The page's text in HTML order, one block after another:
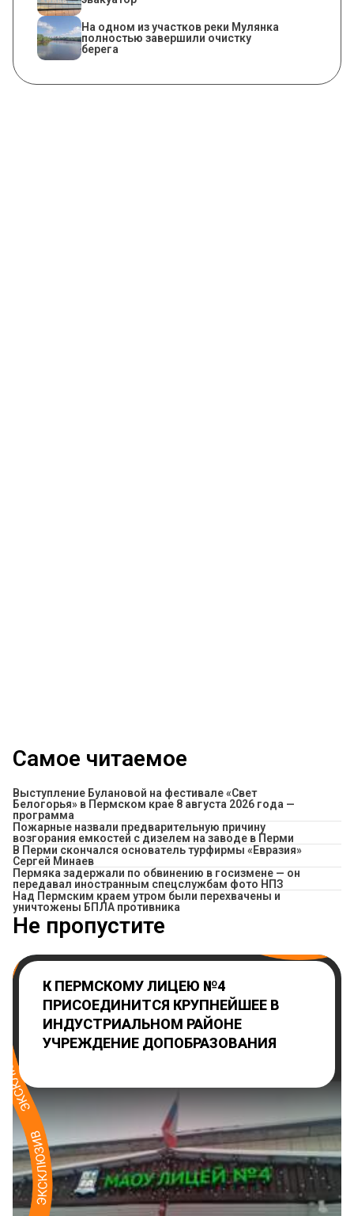
На одном из участков реки Мулянка
полностью завершили очистку
берега
Самое читаемое
Выступление Булановой на фестивале «Свет
Белогорья» в Пермском крае 8 августа 2026 года —
программа
Пожарные назвали предварительную причину
возгорания емкостей с дизелем на заводе в Перми
В Перми скончался основатель турфирмы «Евразия»
Сергей Минаев
Пермяка задержали по обвинению в госизмене — он
передавал иностранным спецслужбам фото НПЗ
Над Пермским краем утром были перехвачены и
уничтожены БПЛА противника
Не пропустите
К ПЕРМСКОМУ ЛИЦЕЮ №4
ПРИСОЕДИНИТСЯ КРУПНЕЙШЕЕ В
ИНДУСТРИАЛЬНОМ РАЙОНЕ
УЧРЕЖДЕНИЕ ДОПОБРАЗОВАНИЯ